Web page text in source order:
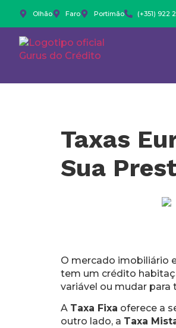
Olhão Faro Portimão (+351) 922
Taxas
Sua
O mercado imobiliário
tem um crédito
variável ou mudar para
A Taxa Fixa oferece a
outro lado, a Taxa